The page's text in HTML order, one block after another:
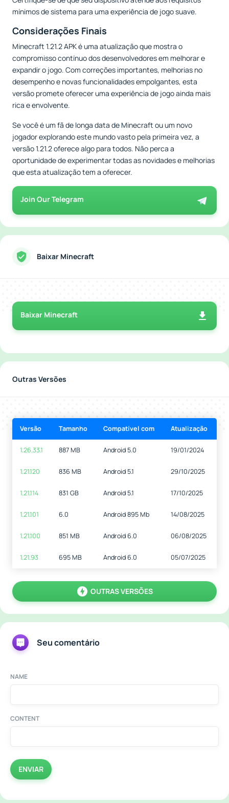
mínimos de sistema para uma experiência de jogo suave.
Considerações Finais
Minecraft 1.21.2 APK é uma atualização que mostra o
compromisso contínuo dos desenvolvedores em melhorar e
expandir o jogo. Com correções importantes, melhorias no
desempenho e novas funcionalidades empolgantes, esta
versão promete oferecer uma experiência de jogo ainda mais
rica e envolvente.
Se você é um fã de longa data de Minecraft ou um novo
jogador explorando este mundo vasto pela primeira vez, a
versão 1.21.2 oferece algo para todos. Não perca a
oportunidade de experimentar todas as novidades e melhorias
que esta atualização tem a oferecer.
Join Our Telegram
Baixar Minecraft
Baixar Minecraft
Outras Versões
Versão Tamanho Compatível com Atualização
1.26.33.1 887 MB Android 5.0 19/01/2024
1.21.120 836 MB Android 5.1 29/10/2025
1.21.114 831 GB Android 5.1 17/10/2025
1.21.101 6.0 Android 895 Mb 14/08/2025
1.21.100 851 MB Android 6.0 06/08/2025
1.21.93 695 MB Android 6.0 05/07/2025
OUTRAS VERSÕES
Seu comentário
NAME
CONTENT
ENVIAR